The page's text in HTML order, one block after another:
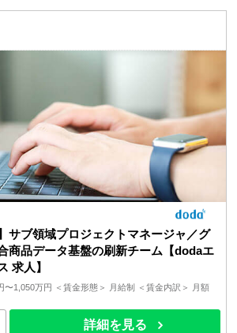
サブ領域プロジェクトマネージャ／グ
商品データ基盤の刷新チーム【dodaエ
求人】
〜1,050万円 ＜賃金形態＞ 月給制 ＜賃金内訳＞ 月額
656,250円 ＜月給＞...
詳細を見る